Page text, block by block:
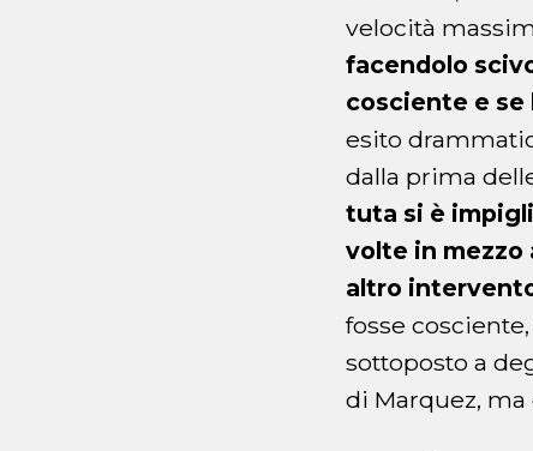
velocità
facendolo
cosciente e se
esito
dalla prima
tuta si è
volte in mezzo
altro
fosse
sottoposto a
di Marquez,